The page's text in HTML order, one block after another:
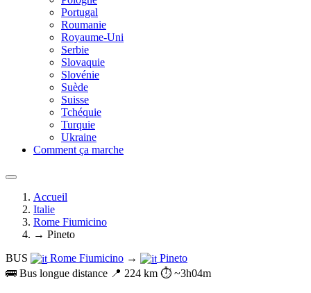
Portugal
Roumanie
Royaume-Uni
Serbie
Slovaquie
Slovénie
Suède
Suisse
Tchéquie
Turquie
Ukraine
Comment ça marche
Accueil
Italie
Rome Fiumicino
→ Pineto
BUS
Rome Fiumicino →
Pineto
🚌 Bus longue distance 📍 224 km ⏱️ ~3h04m